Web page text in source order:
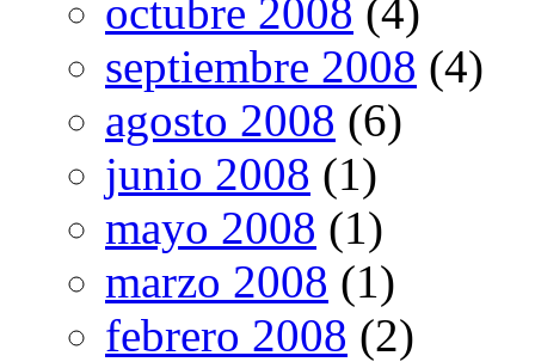
octubre 2008 (4)
septiembre 2008 (4)
agosto 2008 (6)
junio 2008 (1)
mayo 2008 (1)
marzo 2008 (1)
febrero 2008 (2)